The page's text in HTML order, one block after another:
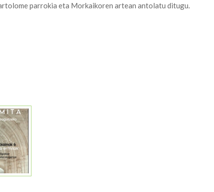
parrokia eta Morkaikoren artean antolatu ditugu.